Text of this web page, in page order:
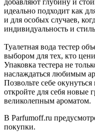
добавляют глубину и
идеально подходит как
и для особых случаев,
индивидуальность и
Туалетная вода тестер
выбором для тех, кто
Упаковка тестера не
наслаждаться любимым
Позвольте себе
откройте для себя новые
великолепным ароматом.
В Parfumoff.ru
покупки.